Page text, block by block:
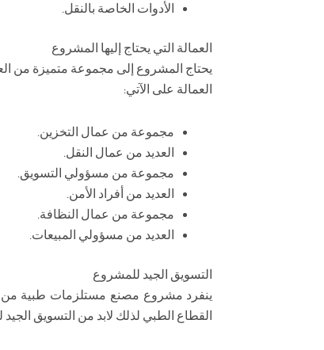
الأدوات الخاصة بالنقل.
العمالة التي يحتاج إليها المشروع
يحتاج المشروع إلى مجموعة متميزة من
العمالة على الآتي:
مجموعة من عمال التخزين.
العديد من عمال النقل.
مجموعة من مسؤولي التسويق.
العديد من أفراد الأمن.
مجموعة من عمال النظافة.
العديد من مسؤولي المبيعات.
التسويق الجيد للمشروع
ينفرد مشروع مصنع مستلزمات طبية من
القطاع الطبي لذلك لابد من التسويق